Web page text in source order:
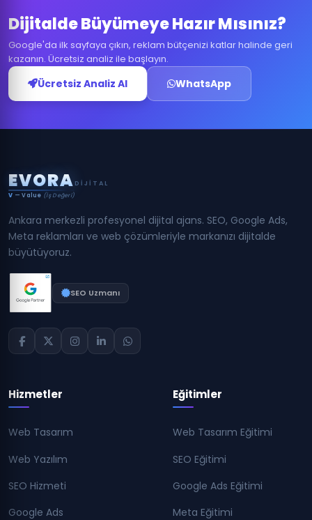
Dijitalde Büyümeye Hazır Mısınız?
Google'da ilk sayfaya çıkın, reklam bütçenizi katlar halinde geri
kazanın. Ücretsiz analiz ile başlayın.
Ücretsiz Analiz Al WhatsApp
EVORA DIJITAL
V — Value (İş Değeri)
Ankara merkezli profesyonel dijital ajans. SEO, Google Ads,
Meta reklamları ve web çözümleriyle markanızı dijitalde
büyütüyoruz.
SEO Uzmanı
Hizmetler
Web Tasarım
Web Yazılım
SEO Hizmeti
Google Ads
Eğitimler
Web Tasarım Eğitimi
SEO Eğitimi
Google Ads Eğitimi
Meta Eğitimi